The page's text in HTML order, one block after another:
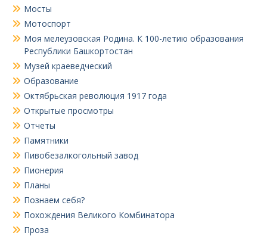
Мосты
Мотоспорт
Моя мелеузовская Родина. К 100-летию образования
Республики Башкортостан
Музей краеведческий
Образование
Октябрьская революция 1917 года
Открытые просмотры
Отчеты
Памятники
Пивобезалкогольный завод
Пионерия
Планы
Познаем себя?
Похождения Великого Комбинатора
Проза